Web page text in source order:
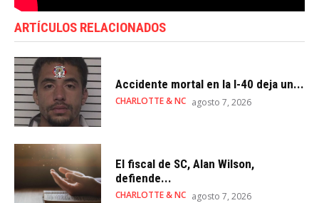
ARTÍCULOS RELACIONADOS
Accidente mortal en la I-40 deja un...
CHARLOTTE & NC agosto 7, 2026
El fiscal de SC, Alan Wilson,
defiende...
CHARLOTTE & NC agosto 7, 2026